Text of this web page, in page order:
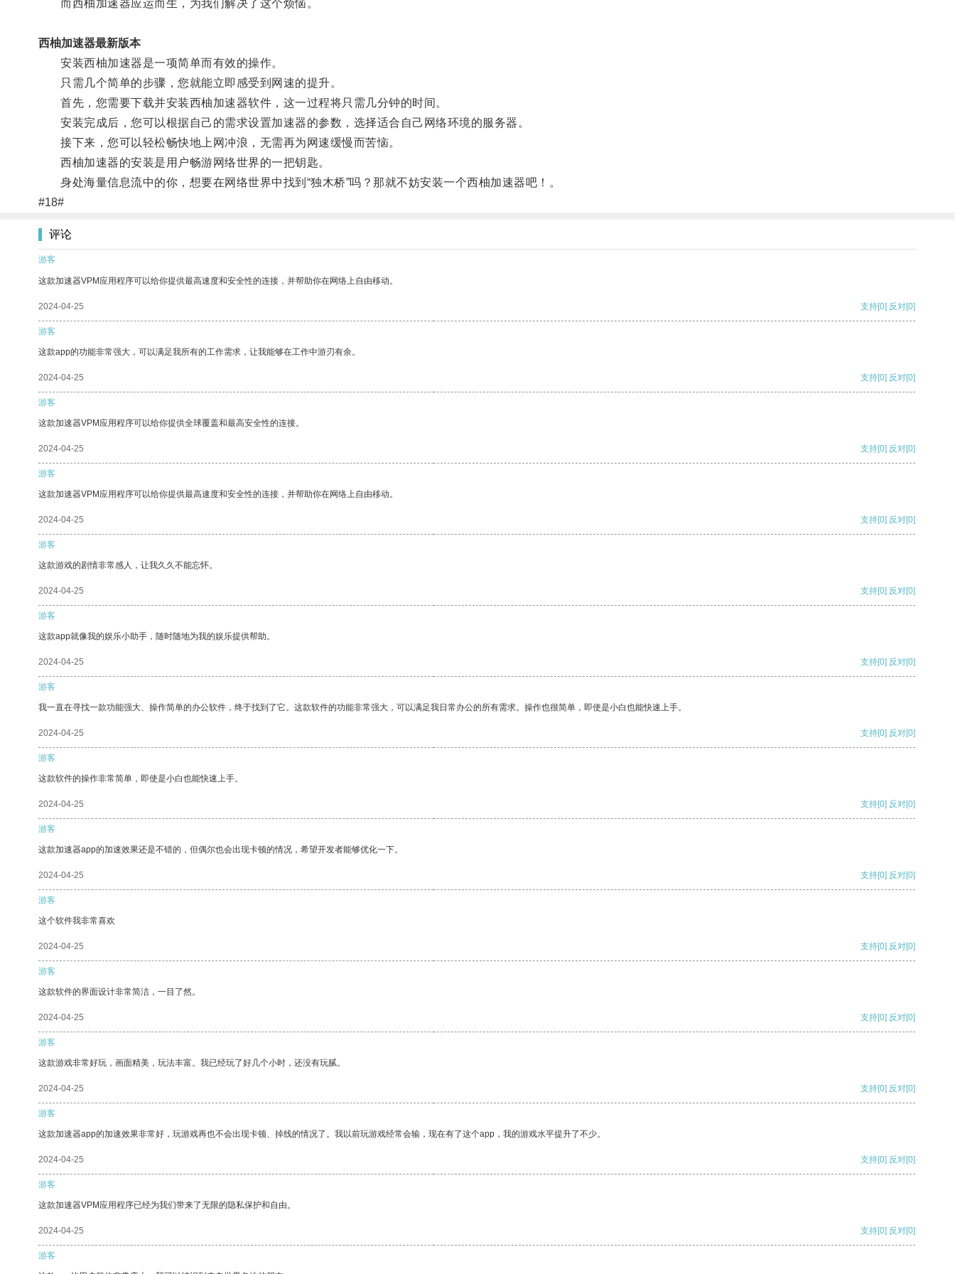
而西柚加速器应运而生，为我们解决了这个烦恼。
西柚加速器最新版本
安装西柚加速器是一项简单而有效的操作。
只需几个简单的步骤，您就能立即感受到网速的提升。
首先，您需要下载并安装西柚加速器软件，这一过程将只需几分钟的时间。
安装完成后，您可以根据自己的需求设置加速器的参数，选择适合自己网络环境的服务器。
接下来，您可以轻松畅快地上网冲浪，无需再为网速缓慢而苦恼。
西柚加速器的安装是用户畅游网络世界的一把钥匙。
身处海量信息流中的你，想要在网络世界中找到“独木桥”吗？那就不妨安装一个西柚加速器吧！。
#18#
评论
游客
这款加速器VPM应用程序可以给你提供最高速度和安全性的连接，并帮助你在网络上自由移动。
2024-04-25 支持[0] 反对[0]
游客
这款app的功能非常强大，可以满足我所有的工作需求，让我能够在工作中游刃有余。
2024-04-25 支持[0] 反对[0]
游客
这款加速器VPM应用程序可以给你提供全球覆盖和最高安全性的连接。
2024-04-25 支持[0] 反对[0]
游客
这款加速器VPM应用程序可以给你提供最高速度和安全性的连接，并帮助你在网络上自由移动。
2024-04-25 支持[0] 反对[0]
游客
这款游戏的剧情非常感人，让我久久不能忘怀。
2024-04-25 支持[0] 反对[0]
游客
这款app就像我的娱乐小助手，随时随地为我的娱乐提供帮助。
2024-04-25 支持[0] 反对[0]
游客
我一直在寻找一款功能强大、操作简单的办公软件，终于找到了它。这款软件的功能非常强大，可以满足我日常办公的所有需求。操作也很简单，即使是小白也能快速上手。
2024-04-25 支持[0] 反对[0]
游客
这款软件的操作非常简单，即使是小白也能快速上手。
2024-04-25 支持[0] 反对[0]
游客
这款加速器app的加速效果还是不错的，但偶尔也会出现卡顿的情况，希望开发者能够优化一下。
2024-04-25 支持[0] 反对[0]
游客
这个软件我非常喜欢
2024-04-25 支持[0] 反对[0]
游客
这款软件的界面设计非常简洁，一目了然。
2024-04-25 支持[0] 反对[0]
游客
这款游戏非常好玩，画面精美，玩法丰富。我已经玩了好几个小时，还没有玩腻。
2024-04-25 支持[0] 反对[0]
游客
这款加速器app的加速效果非常好，玩游戏再也不会出现卡顿、掉线的情况了。我以前玩游戏经常会输，现在有了这个app，我的游戏水平提升了不少。
2024-04-25 支持[0] 反对[0]
游客
这款加速器VPM应用程序已经为我们带来了无限的隐私保护和自由。
2024-04-25 支持[0] 反对[0]
游客